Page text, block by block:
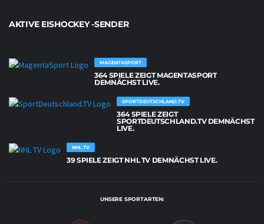
AKTIVE EISHOCKEY -SENDER
MAGENTASPORT
364 SPIELE ZEIGT MAGENTASPORT
DEMNÄCHST LIVE.
SPORTDEUTSCHLAND.TV
364 SPIELE ZEIGT
SPORTDEUTSCHLAND.TV DEMNÄCHST
LIVE.
NHL TV
39 SPIELE ZEIGT NHL TV DEMNÄCHST LIVE.
UNSERE SPORTARTEN: